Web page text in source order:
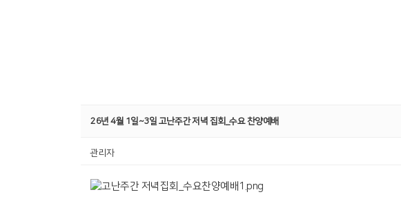
26년 4월 1일~3일 고난주간 저녁 집회_수요 찬양예배
관리자